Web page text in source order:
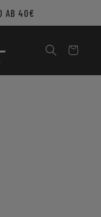
AB 40€
Warenkorb